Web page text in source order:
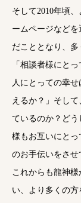
そして2010年頃
ームページなど
だこととなり、多
「相談者様にと
人にとっての幸
えるか？」そし
ているのか？ど
様もお互いにと
のお手伝いをさせ
これからも龍神
い、より多くの